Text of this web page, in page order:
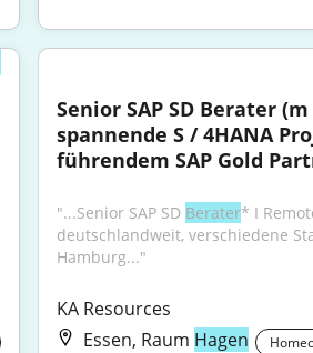
Senior SAP SD Berater
spannende S / 4HANA
führendem SAP Gold
"...Senior SAP SD Berater* I
deutschlandweit, verschiedene
Hamburg..."
KA Resources
Essen, Raum Hagen